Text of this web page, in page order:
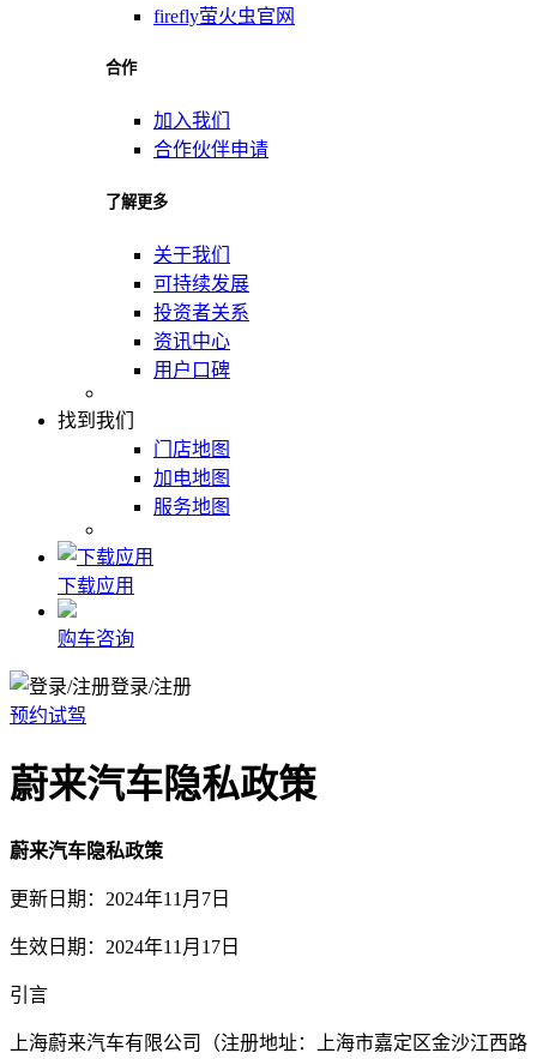
firefly萤火虫官网
合作
加入我们
合作伙伴申请
了解更多
关于我们
可持续发展
投资者关系
资讯中心
用户口碑
找到我们
门店地图
加电地图
服务地图
下载应用
购车咨询
登录/注册
预约试驾
蔚来汽车隐私政策
蔚来汽车隐私政策
更新日期：2024年11月7日
生效日期：2024年11月17日
引言
上海蔚来汽车有限公司（注册地址：上海市嘉定区金沙江西路